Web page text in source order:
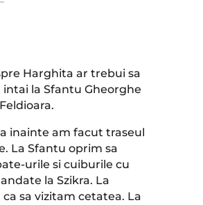
Harghita ar trebui sa
intai la Sfantu Gheorghe
inainte am facut traseul
La Sfantu oprim sa
urile si cuiburile cu
la Szikra. La
ca sa vizitam cetatea. La